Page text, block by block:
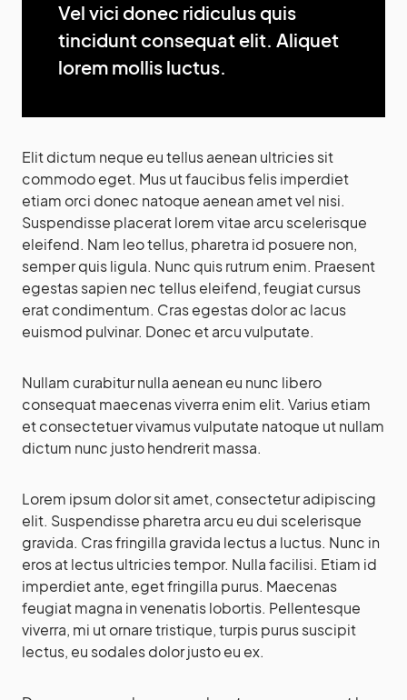
Vel vici donec ridiculus quis
tincidunt consequat elit. Aliquet
lorem mollis luctus.
Elit dictum neque eu tellus aenean ultricies sit
commodo eget. Mus ut faucibus felis imperdiet
etiam orci donec natoque aenean amet vel nisi.
Suspendisse placerat lorem vitae arcu scelerisque
eleifend. Nam leo tellus, pharetra id posuere non,
semper quis ligula. Nunc quis rutrum enim. Praesent
egestas sapien nec tellus eleifend, feugiat cursus
erat condimentum. Cras egestas dolor ac lacus
euismod pulvinar. Donec et arcu vulputate.
Nullam curabitur nulla aenean eu nunc libero
consequat maecenas viverra enim elit. Varius etiam
et consectetuer vivamus vulputate natoque ut nullam
dictum nunc justo hendrerit massa.
Lorem ipsum dolor sit amet, consectetur adipiscing
elit. Suspendisse pharetra arcu eu dui scelerisque
gravida. Cras fringilla gravida lectus a luctus. Nunc in
eros at lectus ultricies tempor. Nulla facilisi. Etiam id
imperdiet ante, eget fringilla purus. Maecenas
feugiat magna in venenatis lobortis. Pellentesque
viverra, mi ut ornare tristique, turpis purus suscipit
lectus, eu sodales dolor justo eu ex.